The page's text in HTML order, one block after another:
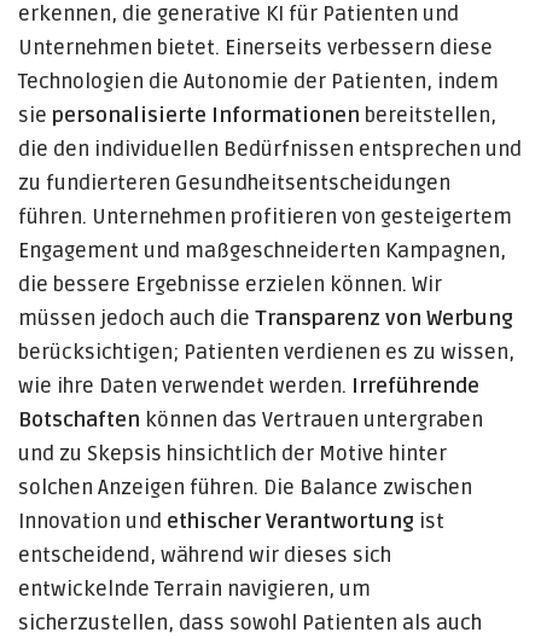
erkennen, die generative KI für Patienten und
Unternehmen bietet. Einerseits verbessern diese
Technologien die Autonomie der Patienten, indem
sie personalisierte Informationen bereitstellen,
die den individuellen Bedürfnissen entsprechen und
zu fundierteren Gesundheitsentscheidungen
führen. Unternehmen profitieren von gesteigertem
Engagement und maßgeschneiderten Kampagnen,
die bessere Ergebnisse erzielen können. Wir
müssen jedoch auch die Transparenz von Werbung
berücksichtigen; Patienten verdienen es zu wissen,
wie ihre Daten verwendet werden. Irreführende
Botschaften können das Vertrauen untergraben
und zu Skepsis hinsichtlich der Motive hinter
solchen Anzeigen führen. Die Balance zwischen
Innovation und ethischer Verantwortung ist
entscheidend, während wir dieses sich
entwickelnde Terrain navigieren, um
sicherzustellen, dass sowohl Patienten als auch